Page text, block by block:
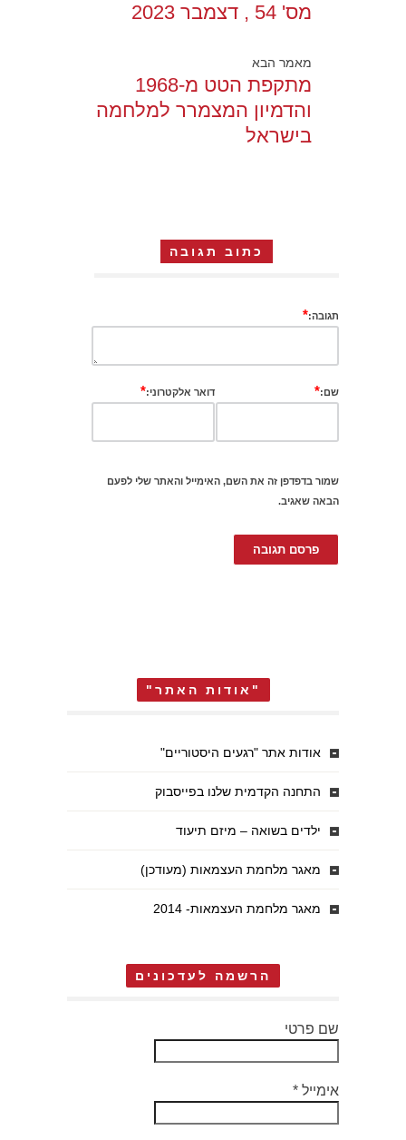
מס' 54 , דצמבר 2023
מאמר הבא
מתקפת הטט מ-1968
והדמיון המצמרר למלחמה
בישראל
כתוב תגובה
תגובה:*
שם:* דואר אלקטרוני:*
שמור בדפדפן זה את השם, האימייל והאתר שלי לפעם
הבאה שאגיב.
"אודות האתר"
אודות אתר "רגעים היסטוריים"
התחנה הקדמית שלנו בפייסבוק
ילדים בשואה – מיזם תיעוד
מאגר מלחמת העצמאות (מעודכן)
מאגר מלחמת העצמאות- 2014
הרשמה לעדכונים
שם פרטי
אימייל *